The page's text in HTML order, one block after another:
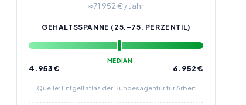
≈71.952€ / Jahr
GEHALTSSPANNE (25.–75. PERZENTIL)
MEDIAN
4.953€ 6.952€
Quelle: Entgeltatlas der Bundesagentur für Arbeit